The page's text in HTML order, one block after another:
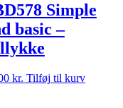
Simple
basic –
kr. Tilføj til kurv